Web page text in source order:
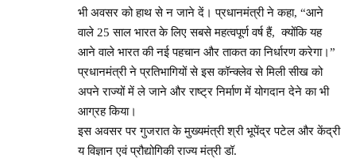
भी अवसर को हाथ से न जाने दें। प्रधानमंत्री ने कहा, “आने
वाले 25 साल भारत के लिए सबसे महत्वपूर्ण वर्ष हैं, क्योंकि यह
आने वाले भारत की नई पहचान और ताकत का निर्धारण करेगा।”
प्रधानमंत्री ने प्रतिभागियों से इस कॉन्क्लेव से मिली सीख को
अपने राज्यों में ले जाने और राष्ट्र निर्माण में योगदान देने का भी
आग्रह किया।
इस अवसर पर गुजरात के मुख्यमंत्री श्री भूपेंद्र पटेल और केंद्री
य विज्ञान एवं प्रौद्योगिकी राज्य मंत्री डॉ.